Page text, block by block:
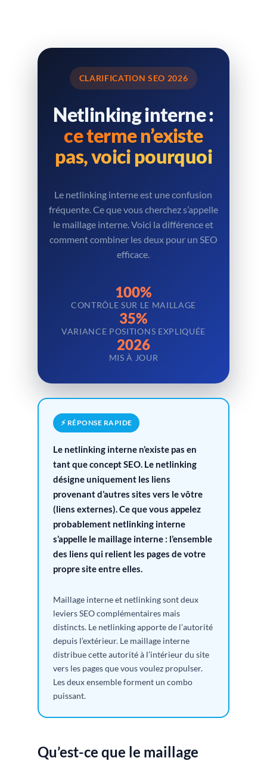
CLARIFICATION SEO 2026
Netlinking interne :
ce terme n’existe
pas, voici pourquoi
Le netlinking interne est une confusion
fréquente. Ce que vous cherchez s’appelle
le maillage interne. Voici la différence et
comment combiner les deux pour un SEO
efficace.
100%
CONTRÔLE SUR LE MAILLAGE
35%
VARIANCE POSITIONS EXPLIQUÉE
2026
MIS À JOUR
⚡ RÉPONSE RAPIDE
Le netlinking interne n’existe pas en
tant que concept SEO. Le netlinking
désigne uniquement les liens
provenant d’autres sites vers le vôtre
(liens externes). Ce que vous appelez
probablement netlinking interne
s’appelle le maillage interne : l’ensemble
des liens qui relient les pages de votre
propre site entre elles.
Maillage interne et netlinking sont deux
leviers SEO complémentaires mais
distincts. Le netlinking apporte de l’autorité
depuis l’extérieur. Le maillage interne
distribue cette autorité à l’intérieur du site
vers les pages que vous voulez propulser.
Les deux ensemble forment un combo
puissant.
Qu’est-ce que le maillage